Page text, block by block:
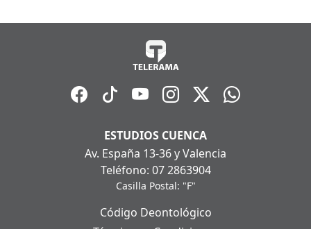
ESTUDIOS CUENCA
Av. España 13-36 y Valencia
Teléfono: 07 2863904
Casilla Postal: "F"
Código Deontológico